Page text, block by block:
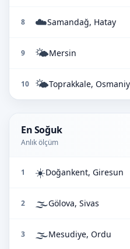
8 ☁️Samandağ, Hatay
9 🌤️Mersin
10 🌤️Toprakkale,
En Soğuk
Anlık ölçüm
1 ☀️Doğankent, Giresun
2 🌫️Gölova, Sivas
3 🌫️Mesudiye, Ordu